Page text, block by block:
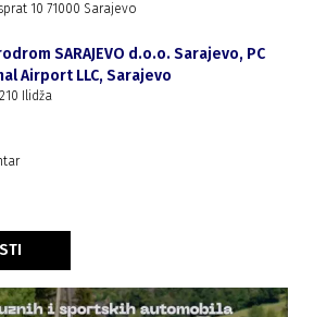
10 71000 Sarajevo
SARAJEVO d.o.o. Sarajevo, PC
Airport LLC, Sarajevo
Ilidža